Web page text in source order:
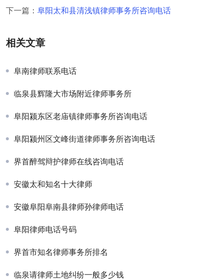
下一篇： 阜阳太和县清浅镇律师事务所咨询电话
相关文章
阜南律师联系电话
临泉县辉隆大市场附近律师事务所
阜阳颍东区老庙镇律师事务所咨询电话
阜阳颍州区文峰街道律师事务所咨询电话
界首醉驾辩护律师在线咨询电话
安徽太和知名十大律师
安徽阜阳阜南县律师孙律师电话
阜阳律师电话号码
界首市知名律师事务所排名
临泉请律师土地纠纷一般多少钱